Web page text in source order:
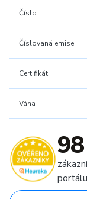
Číslo
Číslovaná emise
Certifikát
Váha